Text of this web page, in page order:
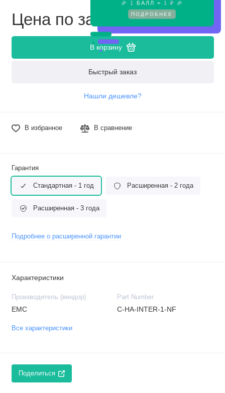
🎉
1 БАЛЛ = 1 ₽ 🎉
ПОДРОБНЕЕ
Цена по запросу
В корзину
Быстрый заказ
Нашли дешевле?
В избранное В сравнение
Гарантия
Стандартная - 1 год Расширенная - 2 года
Расширенная - 3 года
Подробнее о расширенной гарантии
Характеристики
Производитель (вендор)
EMC
Part Number
C-HA-INTER-1-NF
Все характеристики
Поделиться